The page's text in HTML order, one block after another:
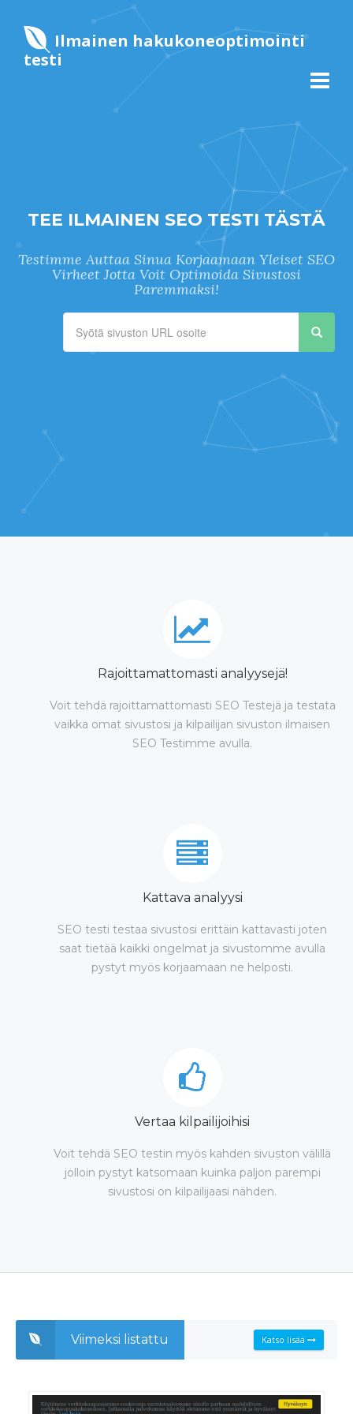
Ilmainen hakukoneoptimointi
testi
TEE ILMAINEN SEO TESTI TÄSTÄ
Testimme Auttaa Sinua Korjaamaan Yleiset SEO
Virheet Jotta Voit Optimoida Sivustosi
Paremmaksi!
Rajoittamattomasti analyysejä!
Voit tehdä rajoittamattomasti SEO Testejä ja testata
vaikka omat sivustosi ja kilpailijan sivuston ilmaisen
SEO Testimme avulla.
Kattava analyysi
SEO testi testaa sivustosi erittäin kattavasti joten
saat tietää kaikki ongelmat ja sivustomme avulla
pystyt myös korjaamaan ne helposti.
Vertaa kilpailijoihisi
Voit tehdä SEO testin myös kahden sivuston välillä
jolloin pystyt katsomaan kuinka paljon parempi
sivustosi on kilpailijaasi nähden.
Viimeksi listattu Katso lisää